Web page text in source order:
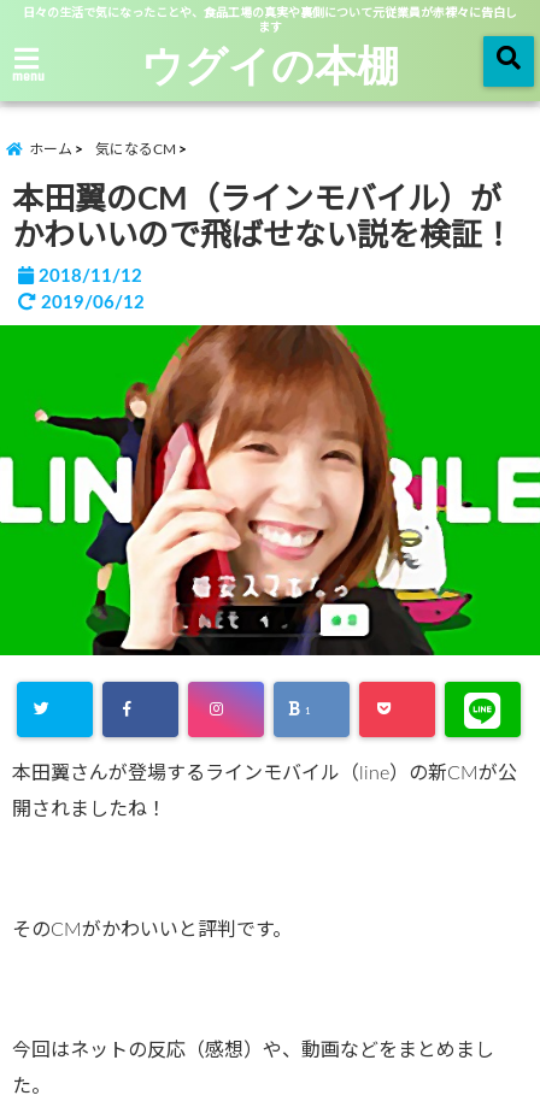
日々の生活で気になったことや、食品工場の真実や裏側について元従業員が赤裸々に告白し
ます
menu ウグイの本棚
ホーム 気になるCM
本田翼のCM（ラインモバイル）が
かわいいので飛ばせない説を検証！
2018/11/12
2019/06/12
1
本田翼さんが登場するラインモバイル（line）の新CMが公
開されましたね！
そのCMがかわいいと評判です。
今回はネットの反応（感想）や、動画などをまとめまし
た。